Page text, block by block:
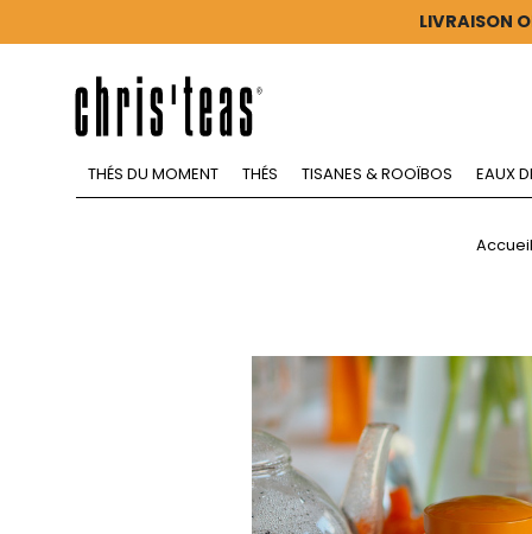
LIVRAISON
THÉS DU MOMENT THÉS TISANES & ROOÏBOS EAUX
Accueil